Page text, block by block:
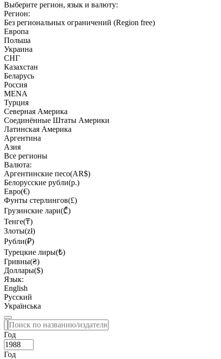
Выберите регион, язык и валюту:
Регион:
Без региональных ограничений (Region free)
Европа
Польша
Украина
СНГ
Казахстан
Беларусь
Россия
MENA
Турция
Северная Америка
Соединённые Штаты Америки
Латинская Америка
Аргентина
Азия
Все регионы
Валюта:
Аргентинские песо(AR$)
Белорусские рубли(р.)
Евро(€)
Фунты стерлингов(£)
Грузинские лари(₾)
Тенге(₸)
Злоты(zł)
Рубли(₽)
Турецкие лиры(₺)
Гривны(₴)
Доллары($)
Язык:
English
Русский
Українська
Год
Год